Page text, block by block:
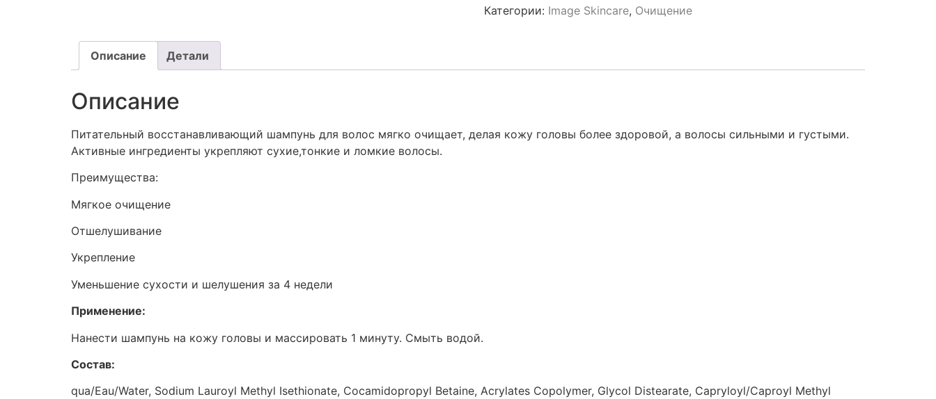
Категории: Image Skincare, Очищение
Описание Детали
Описание
Питательный восстанавливающий шампунь для волос мягко очищает, делая кожу головы более здоровой, а волосы сильными и густыми.
Активные ингредиенты укрепляют сухие,тонкие и ломкие волосы.
Преимущества:
Мягкое очищение
Отшелушивание
Укрепление
Уменьшение сухости и шелушения за 4 недели
Применение:
Нанести шампунь на кожу головы и массировать 1 минуту. Смыть водой.
Состав:
qua/Eau/Water, Sodium Lauroyl Methyl Isethionate, Cocamidopropyl Betaine, Acrylates Copolymer, Glycol Distearate, Capryloyl/Caproyl Methyl